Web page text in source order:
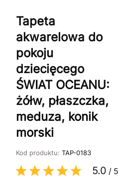
Tapeta
akwarelowa do
pokoju
dziecięcego
ŚWIAT OCEANU:
żółw, płaszczka,
meduza, konik
morski
Kod produktu: TAP-0183
5.0 / 5